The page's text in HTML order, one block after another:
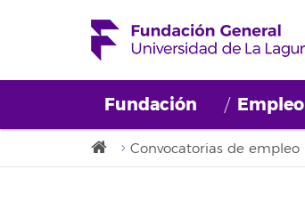
Fundación Empleo
Convocatorias de empleo